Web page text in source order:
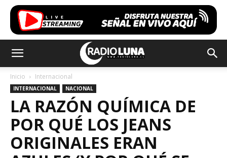
Inicio Internacional
INTERNACIONAL NACIONAL
LA RAZÓN QUÍMICA DE
POR QUÉ LOS JEANS
ORIGINALES ERAN